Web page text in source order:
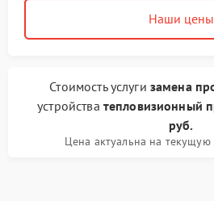
Наши цены
Стоимость услуги замена
устройства тепловизионный
руб.
Цена актуальна на